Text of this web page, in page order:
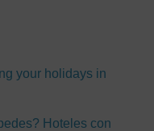
your holidays in
Hoteles con